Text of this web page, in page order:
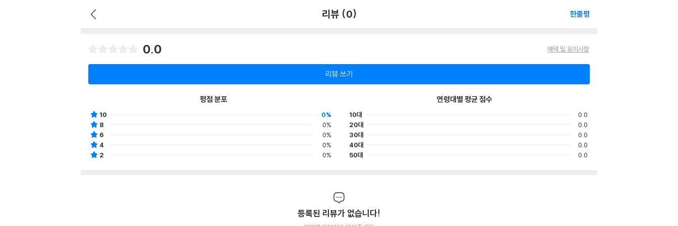
리뷰 (0) 한줄평
0.0 혜택 및 유의사항
리뷰 쓰기
평점 분포
10
0%
8
0%
6
0%
4
0%
2
0%
연령대별 평균 점수
10대
0.0
20대
0.0
30대
0.0
40대
0.0
50대
0.0
등록된 리뷰가 없습니다!